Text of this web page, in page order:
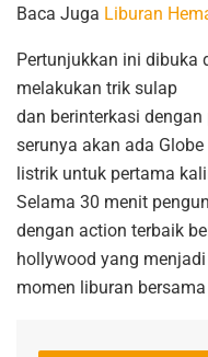
Baca Juga Liburan
Pertunjukkan ini dibuka
melakukan trik sulap
dan berinterkasi
serunya akan ada
listrik untuk pertama
Selama 30 menit
dengan action terbaik
hollywood yang
momen liburan